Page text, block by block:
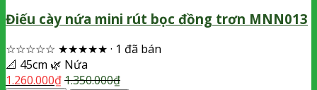
Điếu cày nứa mini rút bọc đồng trơn MNN013
☆☆☆☆☆ ★★★★★ · 1 đã bán
📐 45cm 🌿 Nứa
1.260.000₫1.350.000₫